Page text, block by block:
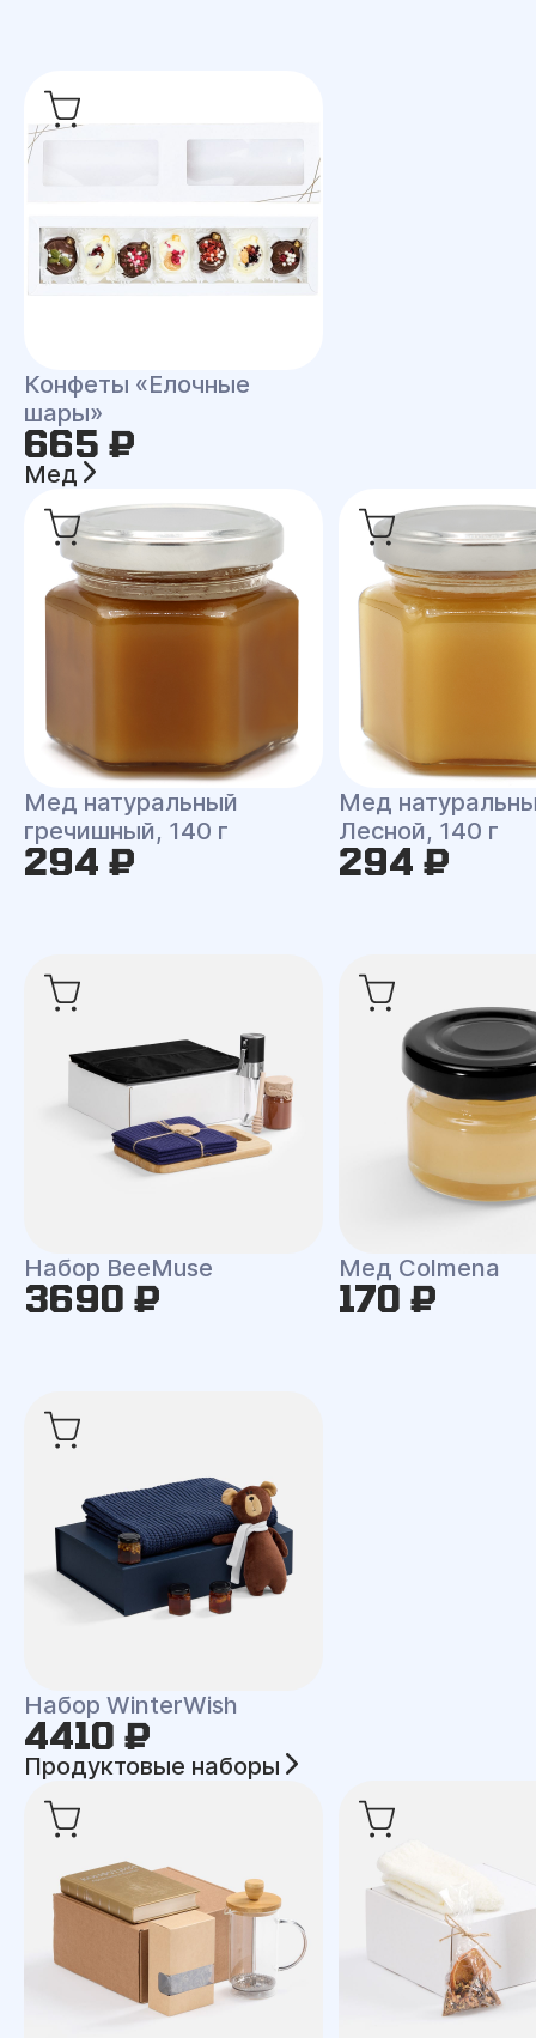
Конфеты «Елочные
шары»
665 ₽
Мед
Мед натуральный
гречишный, 140 г
294 ₽
Мед
Лесной, 140 г
294 ₽
Набор BeeMuse
3690 ₽
Мед Colmena
170 ₽
Набор WinterWish
4410 ₽
Продуктовые наборы